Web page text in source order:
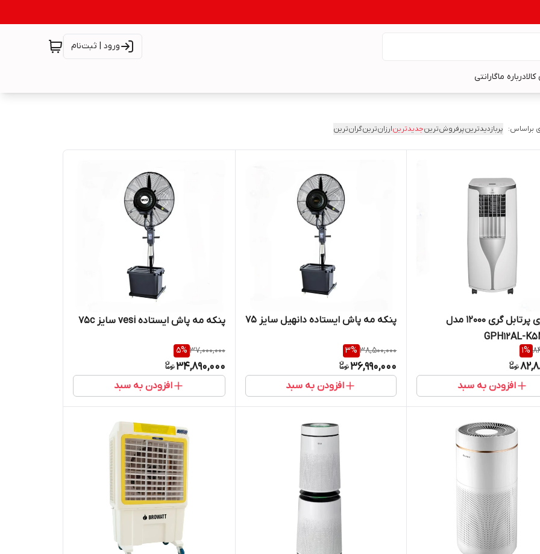
ورود | ثبت‌نام
درباره ماگارانتی
براساس: پربازدیدترینپرفروش‌ترینجدیدترینارزان‌ترینگران‌ترین
کولر گازی پرتابل گری 12000 مدل
GPH12AL-
1%
افزودن به سبد
پنکه مه پاش ایستاده دانهیل سایز 75
38,500,000
3%
36,990,000
افزودن به سبد
پنکه مه پاش ایستاده vesi سایز 75c
37,000,000
5%
34,890,000
افزودن به سبد